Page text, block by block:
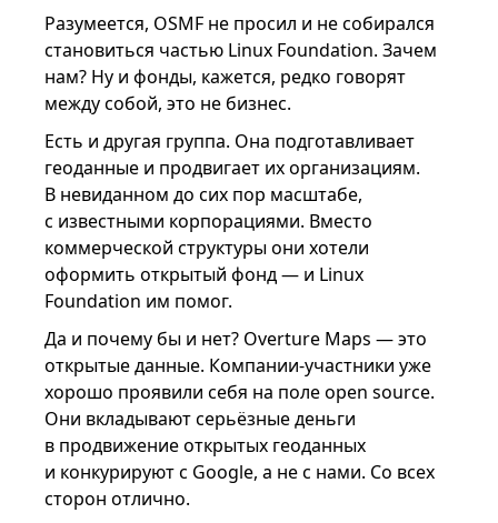
Разумеется, OSMF не просил и не собирался
становиться частью Linux Foundation. Зачем
нам? Ну и фонды, кажется, редко говорят
между собой, это не бизнес.
Есть и другая группа. Она подготавливает
геоданные и продвигает их организациям.
В невиданном до сих пор масштабе,
с известными корпорациями. Вместо
коммерческой структуры они хотели
оформить открытый фонд — и Linux
Foundation им помог.
Да и почему бы и нет? Overture Maps — это
открытые данные. Компании-участники уже
хорошо проявили себя на поле open source.
Они вкладывают серьёзные деньги
в продвижение открытых геоданных
и конкурируют с Google, а не с нами. Со всех
сторон отлично.